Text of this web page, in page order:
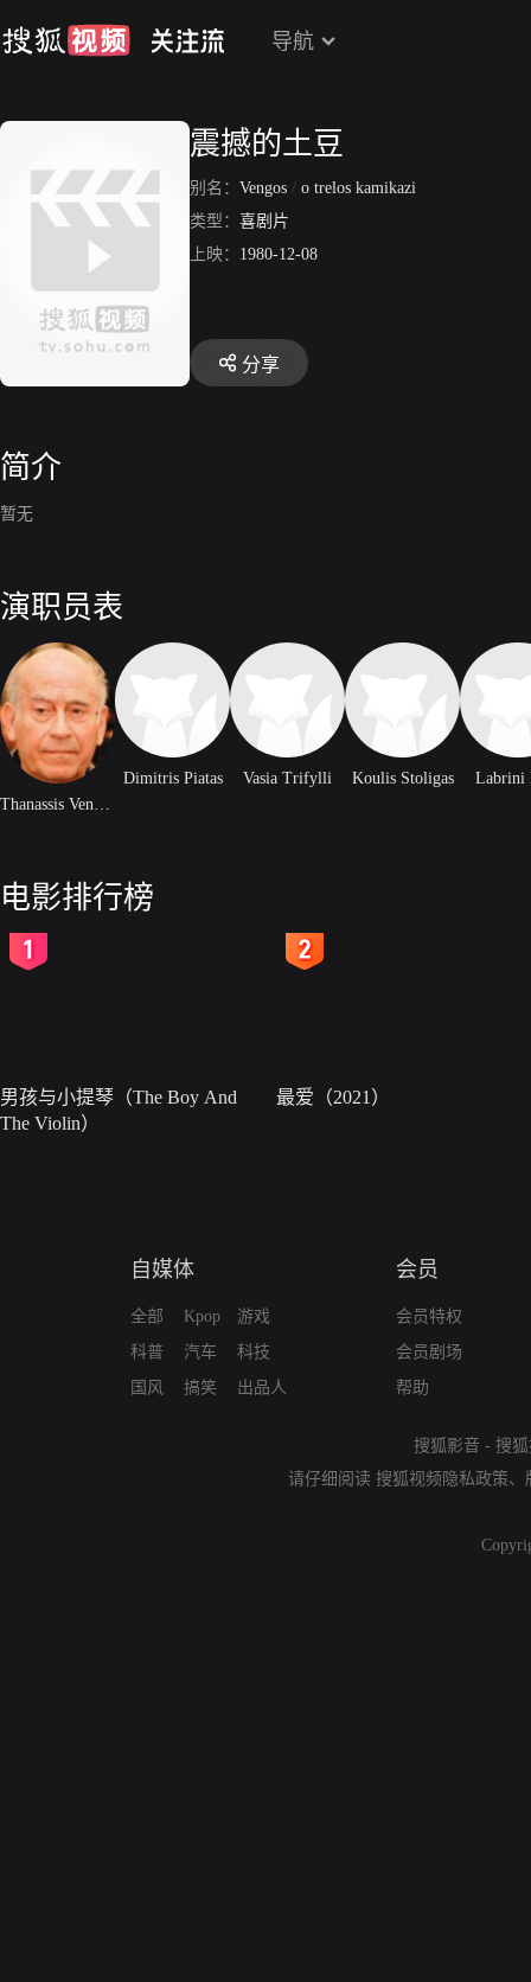
导航
震撼的土豆
别名： Vengos / o trelos kamikazi
类型： 喜剧片
上映： 1980-12-08
分享
简介
暂无
演职员表
Dimitris Piatas Vasia Trifylli Koulis Stoligas Labrini
电影排行榜
男孩与小提琴（The Boy And
The Violin）
最爱（2021）
自媒体
全部
科普
国风
Kpop
汽车
搞笑
游戏
科技
出品人
会员
会员特权
会员剧场
帮助
搜狐影音 - 搜
请仔细阅读 搜狐视频隐私政策、